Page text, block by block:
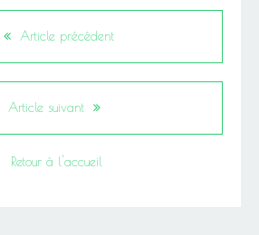
Article précédent
Article suivant
Retour à l'accueil